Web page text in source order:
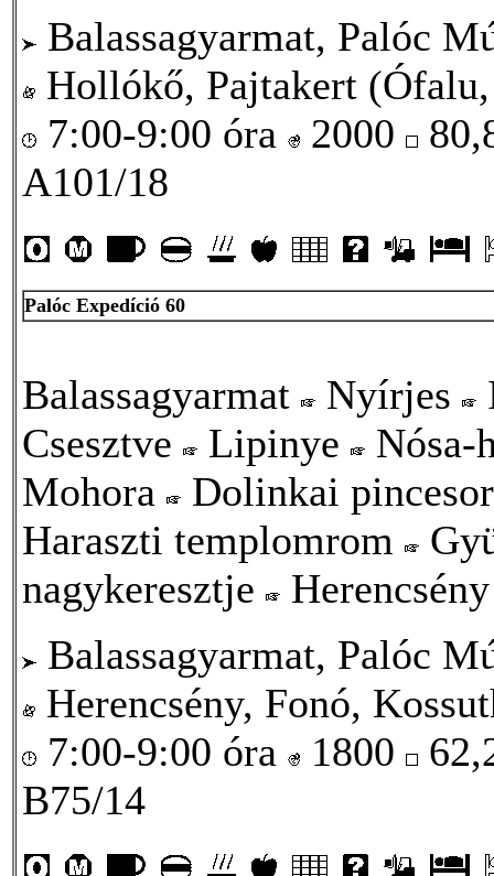
Balassagyarmat, Palóc
Hollókő, Pajtakert
7:00-9:00 óra
2000
A101/18
Palóc Expedíció 60
Balassagyarmat Nyírjes
Csesztve
Lipinye
Nósa-
Mohora
Dolinkai
Haraszti templomrom
nagykeresztje
Herencsény
Balassagyarmat, Palóc
Herencsény, Fonó,
7:00-9:00 óra
1800
B75/14